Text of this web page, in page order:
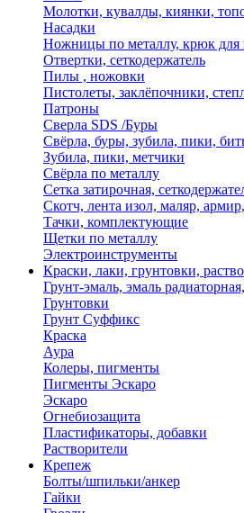
Молотки, кувалды, киянки,
Насадки
Ножницы по металлу, крюк для
Отвертки, сеткодержатель
Пилы , ножовки
Пистолеты, заклёпочники,
Патроны
Сверла SDS /Буры
Свёрла, буры, зубила, пики,
Зубила, пики, метчики
Свёрла по металлу
Сетка затирочная,
Скотч, лента изол, маляр,
Тачки, комплектующие
Щетки по металлу
Электроинструменты
Краски, лаки, грунтовки,
Грунт-эмаль, эмаль
Грунтовки
Грунт Суффикс
Краска
Аура
Колеры, пигменты
Пигменты Эскаро
Эскаро
Огнебиозащита
Пластификаторы, добавки
Растворители
Крепеж
Болты/шпильки/анкер
Гайки